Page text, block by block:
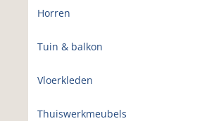
Horren
Tuin & balkon
Vloerkleden
Thuiswerkmeubels